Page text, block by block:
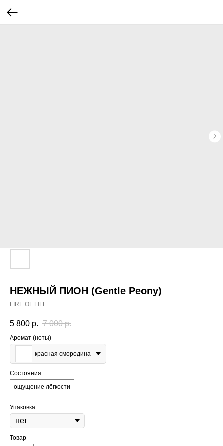
НЕЖНЫЙ ПИОН (Gentle Peony)
FIRE OF LIFE
5 800 р. 7 000 р.
Аромат (ноты)
красная смородина
Состояния
ощущение лёгкости
Упаковка
Товар